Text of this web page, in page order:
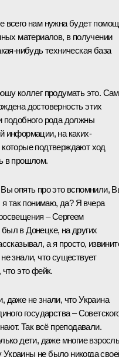
всего нам нужна будет
материалов, в получении
нибудь техническая база
коллег продумать это.
достоверность этих
подобного рода должны
информации, на каких-
подтверждают ход
в прошлом.
опять про это вспомнили,
я так понимаю, да? Я вчера
‒ Сергеем
в Донецке, на других
а я просто,
знали, что существует
это фейк.
даже не знали, что Украина
государства ‒
Так всё преподавали.
дети, даже многие
Украины не было никогда